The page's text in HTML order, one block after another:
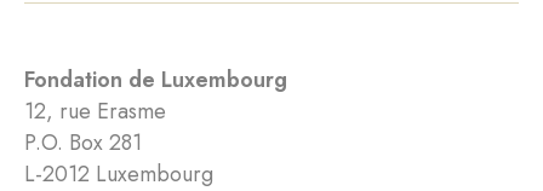
Fondation de Luxembourg
12, rue Erasme
P.O. Box 281
L-2012 Luxembourg